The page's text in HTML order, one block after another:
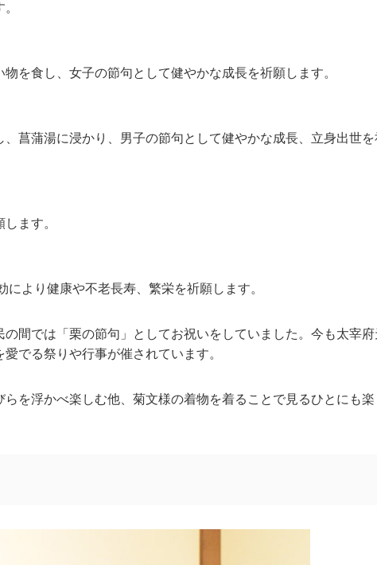
を食し、女子の節句として健やかな成長を祈願します。
菖蒲湯に浸かり、男子の節句として健やかな成長、立身出世
ます。
より健康や不老長寿、繁栄を祈願します。
間では「栗の節句」としてお祝いをしていました。今も太宰
でる祭りや行事が催されています。
を浮かべ楽しむ他、菊文様の着物を着ることで見るひとにも